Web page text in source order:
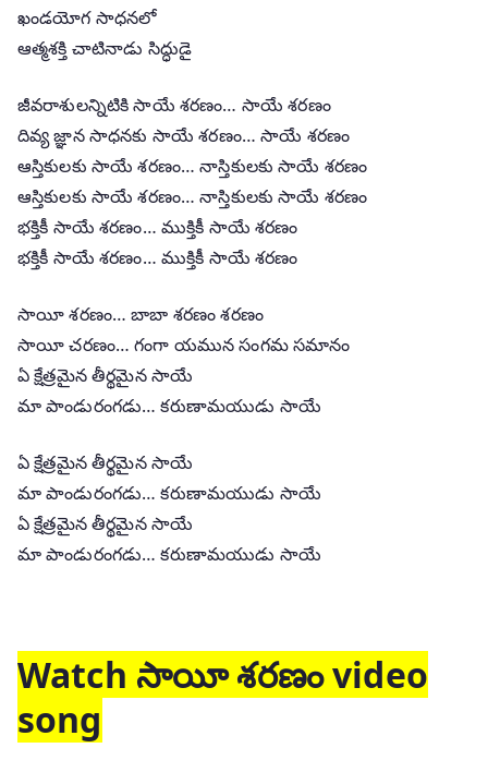
ఖండయోగ సాధనలో
ఆత్మశక్తి చాటినాడు సిద్ధుడై
జీవరాశులన్నిటికి సాయే శరణం… సాయే శరణం
దివ్య జ్ఞాన సాధనకు సాయే శరణం… సాయే శరణం
ఆస్తికులకు సాయే శరణం… నాస్తికులకు సాయే శరణం
ఆస్తికులకు సాయే శరణం… నాస్తికులకు సాయే శరణం
భక్తికీ సాయే శరణం… ముక్తికీ సాయే శరణం
భక్తికీ సాయే శరణం… ముక్తికీ సాయే శరణం
సాయీ శరణం… బాబా శరణం శరణం
సాయీ చరణం… గంగా యమున సంగమ సమానం
ఏ క్షేత్రమైన తీర్థమైన సాయే
మా పాండురంగడు… కరుణామయుడు సాయే
ఏ క్షేత్రమైన తీర్థమైన సాయే
మా పాండురంగడు… కరుణామయుడు సాయే
ఏ క్షేత్రమైన తీర్థమైన సాయే
మా పాండురంగడు… కరుణామయుడు సాయే
Watch సాయీ శరణం video
song